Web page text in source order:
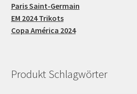
Paris Saint-Germain
EM 2024 Trikots
Copa América 2024
Produkt Schlagwörter